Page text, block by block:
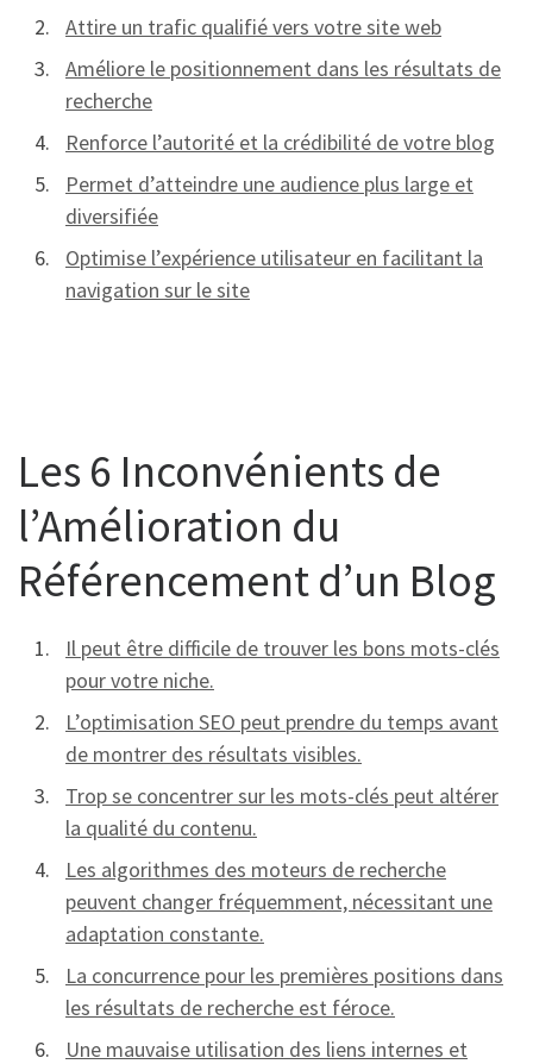
Attire un trafic qualifié vers votre site web
Améliore le positionnement dans les résultats de
recherche
Renforce l’autorité et la crédibilité de votre blog
Permet d’atteindre une audience plus large et
diversifiée
Optimise l’expérience utilisateur en facilitant la
navigation sur le site
Les 6 Inconvénients de
l’Amélioration du
Référencement d’un Blog
Il peut être difficile de trouver les bons mots-clés
pour votre niche.
L’optimisation SEO peut prendre du temps avant
de montrer des résultats visibles.
Trop se concentrer sur les mots-clés peut altérer
la qualité du contenu.
Les algorithmes des moteurs de recherche
peuvent changer fréquemment, nécessitant une
adaptation constante.
La concurrence pour les premières positions dans
les résultats de recherche est féroce.
Une mauvaise utilisation des liens internes et